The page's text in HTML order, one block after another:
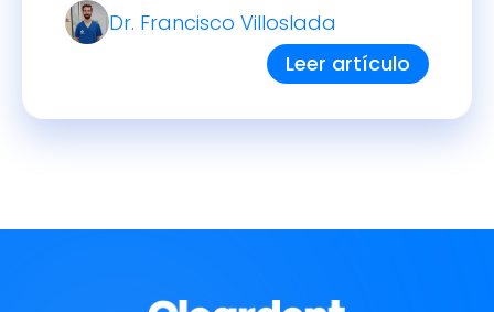
Dr. Francisco Villoslada
Leer artículo